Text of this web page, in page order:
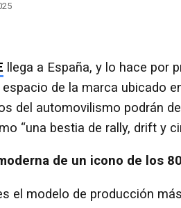
llega a España, y lo hace por
espacio de la marca ubicado
del automovilismo podrán
“una bestia de rally, drift y
de un icono de los 80
el modelo de producción